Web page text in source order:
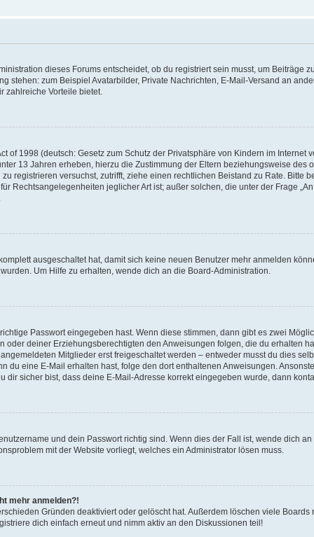
dieses Forums entscheidet, ob du registriert sein musst, um Beiträge
stehen: zum Beispiel Avatarbilder, Private Nachrichten, E-Mail-Versand an
zahlreiche Vorteile bietet.
of 1998 (deutsch: Gesetz zum Schutz der Privatsphäre von Kindern im Internet
13 Jahren erheben, hierzu die Zustimmung der Eltern beziehungsweise des
registrieren versuchst, zutrifft, ziehe einen rechtlichen Beistand zu Rate. Bitte
Rechtsangelegenheiten jeglicher Art ist; außer solchen, die unter der Frage
ausgeschaltet hat, damit sich keine neuen Benutzer mehr anmelden
Um Hilfe zu erhalten, wende dich an die Board-Administration.
Passwort eingegeben hast. Wenn diese stimmen, dann gibt es zwei
oder deiner Erziehungsberechtigten den Anweisungen folgen, die du erhalten
Mitglieder erst freigeschaltet werden – entweder musst du dies
du eine E-Mail erhalten hast, folge den dort enthaltenen Anweisungen.
dir sicher bist, dass deine E-Mail-Adresse korrekt eingegeben wurde, dann
und dein Passwort richtig sind. Wenn dies der Fall ist, wende dich
mit der Website vorliegt, welches ein Administrator lösen muss.
mehr anmelden?!
Gründen deaktiviert oder gelöscht hat. Außerdem löschen viele
dich einfach erneut und nimm aktiv an den Diskussionen teil!